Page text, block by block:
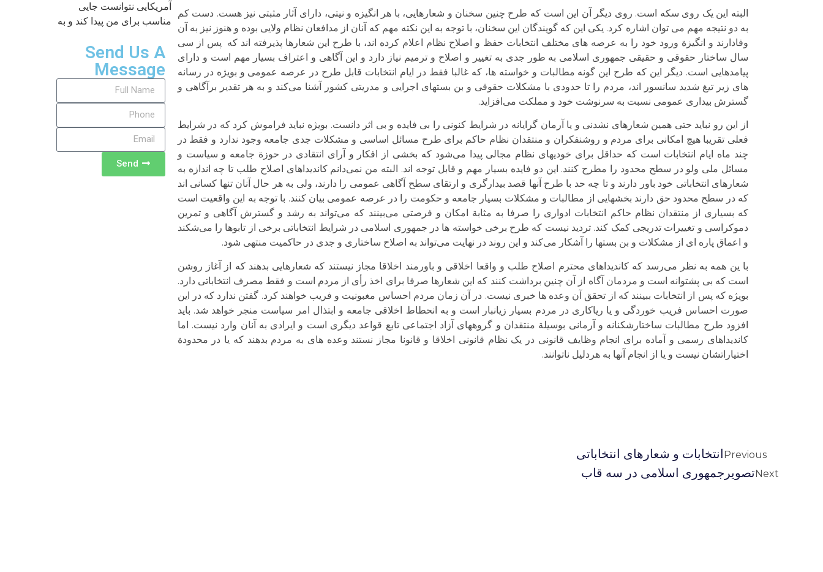
البته این یک روی سکه است. روی دیگر آن این است که طرح چنین سخنان و شعارهایی، با هر انگیزه و نیتی، دارای آثار مثبتی نیز هست. دست کم
به دو نتیجه مهم می توان اشاره کرد. یکی این که گویندگان این سخنان، با توجه به این نکته مهم که آنان از مدافعان نظام ولایی بوده و هنوز نیز به آن
وفادارند و انگیزة ورود خود را به عرصه های مختلف انتخابات حفظ و اصلاح نظام اعلام کرده اند، با طرح این شعارها پذیرفته اند که پس از سی
سال ساختار حقوقی و حقیقی جمهوری اسلامی به طور جدی به تغییر و اصلاح و ترمیم نیاز دارد و این آگاهی و اعتراف بسیار مهم است و دارای
پیامدهایی است. دیگر این که طرح این گونه مطالبات و خواسته ها، که غالبا فقط در ایام انتخابات قابل طرح در عرصه عمومی و بویژه در رسانه
های زیر تیغ شدید سانسور اند، مردم را تا حدودی با مشکلات حقوقی و بن بستهای اجرایی و مدریتی کشور آشنا می‌کند و به هر تقدیر برآگاهی و
گسترش بیداری عمومی نسبت به سرنوشت خود و مملکت می‌افزاید.
از این رو نباید حتی همین شعارهای نشدنی و یا آرمان گرایانه در شرایط کنونی را بی فایده و بی اثر دانست. بویژه نباید فراموش کرد که در شرایط
فعلی تقریبا هیچ امکانی برای مردم و روشنفکران و منتقدان نظام حاکم برای طرح مسائل اساسی و مشکلات جدی جامعه وجود ندارد و فقط در
چند ماه ایام انتخابات است که حداقل برای خودیهای نظام مجالی پیدا می‌شود که بخشی از افکار و آرای انتقادی در حوزة جامعه و سیاست و
مسائل ملی ولو در سطح محدود را مطرح کنند. این دو فایده بسیار مهم و قابل توجه اند. البته من نمی‌دانم کاندیداهای اصلاح طلب تا چه اندازه به
شعارهای انتخاباتی خود باور دارند و تا چه حد با طرح آنها قصد بیدارگری و ارتقای سطح آگاهی عمومی را دارند، ولی به هر حال آنان تنها کسانی اند
که در سطح محدود حق دارند بخشهایی از مطالبات و مشکلات بسیار جامعه و حکومت را در عرصه عمومی بیان کنند. با توجه به این واقعیت است
که بسیاری از منتقدان نظام حاکم انتخابات ادواری را صرفا به مثابة امکان و فرصتی می‌بینند که می‌تواند به رشد و گسترش آگاهی و تمرین
دموکراسی و تغییرات تدریجی کمک کند. تردید نیست که طرح برخی خواسته ها در جمهوری اسلامی در شرایط انتخاباتی برخی از تابوها را می‌شکند
و اعماق پاره ای از مشکلات و بن بستها را آشکار می‌کند و این روند در نهایت می‌تواند به اصلاح ساختاری و جدی در حاکمیت منتهی شود.
با ین همه به نظر می‌رسد که کاندیداهای محترم اصلاح طلب و واقعا اخلاقی و باورمند اخلاقا مجاز نیستند که شعارهایی بدهند که از آغاز روشن
است که بی پشتوانه است و مردمان آگاه از آن چنین برداشت کنند که این شعارها صرفا برای اخذ رأی از مردم است و فقط مصرف انتخاباتی دارد.
بویژه که پس از انتخابات ببینند که از تحقق آن وعده ها خبری نیست. در آن زمان مردم احساس مغبونیت و فریب خواهند کرد. گفتن ندارد که در این
صورت احساس فریب خوردگی و یا ریاکاری در مردم بسیار زیانبار است و به انحطاط اخلاقی جامعه و ابتذال امر سیاست منجر خواهد شد. باید
افزود طرح مطالبات ساختارشکنانه و آرمانی بوسیلة منتقدان و گروههای آزاد اجتماعی تابع قواعد دیگری است و ایرادی به آنان وارد نیست. اما
کاندیداهای رسمی و آماده برای انجام وظایف قانونی در یک نظام قانونی اخلاقا و قانونا مجاز نستند وعده های به مردم بدهند که یا در محدودة
اختیاراتشان نیست و یا از انجام آنها به هردلیل ناتوانند.
آمریکایی نتوانست جایی
مناسب برای من پیدا کند و به
Send Us A
Message
Send
Previousانتخابات و شعارهای انتخاباتی
Nextتصویرجمهوری اسلامی در سه قاب